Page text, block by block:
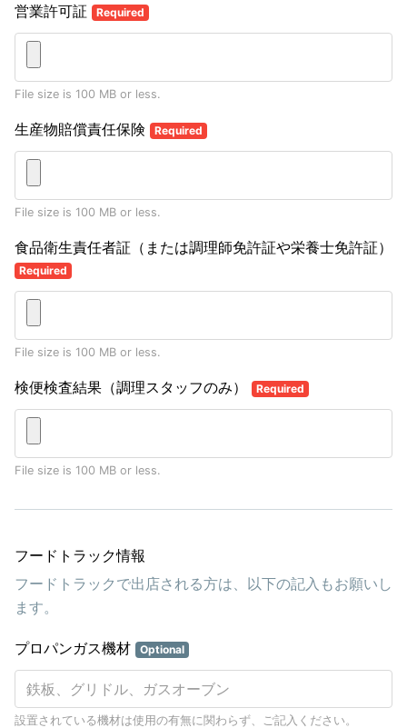
営業許可証 Required
File size is 100 MB or less.
生産物賠償責任保険 Required
File size is 100 MB or less.
食品衛生責任者証（または調理師免許証や栄養士免許証）
Required
File size is 100 MB or less.
検便検査結果（調理スタッフのみ） Required
File size is 100 MB or less.
フードトラック情報
フードトラックで出店される方は、以下の記入もお願いし
ます。
プロパンガス機材 Optional
設置されている機材は使用の有無に関わらず、ご記入ください。